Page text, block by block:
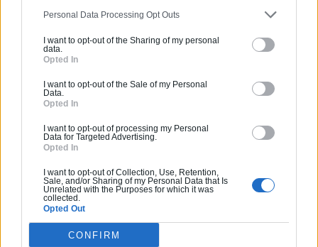
Personal Data Processing Opt Outs
I want to opt-out of the Sharing of my personal
data.
Opted In
I want to opt-out of the Sale of my Personal
Data.
Opted In
I want to opt-out of processing my Personal
Data for Targeted Advertising.
Opted In
I want to opt-out of Collection, Use, Retention,
Sale, and/or Sharing of my Personal Data that Is
Unrelated with the Purposes for which it was
collected.
Opted Out
CONFIRM
amplement suffisant !
Aucun article similaire.
PARTAGER SUR